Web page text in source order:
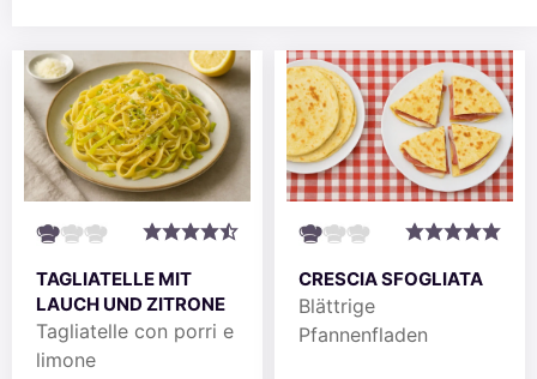
TAGLIATELLE MIT
LAUCH UND ZITRONE
Tagliatelle con porri e
limone
CRESCIA SFOGLIATA
Blättrige
Pfannenfladen